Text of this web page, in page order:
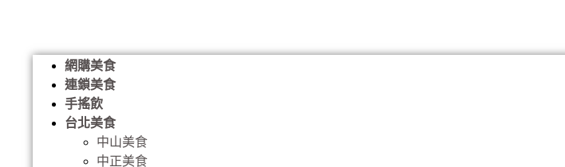
網購美食
連鎖美食
手搖飲
台北美食
中山美食
中正美食